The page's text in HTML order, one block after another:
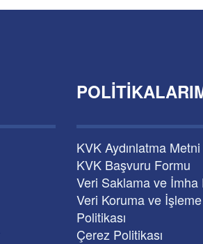
KVK Aydınlatma Metni
KVK Başvuru Formu
Veri Saklama ve İmha
Veri Koruma ve İşleme
Politikası
Çerez Politikası